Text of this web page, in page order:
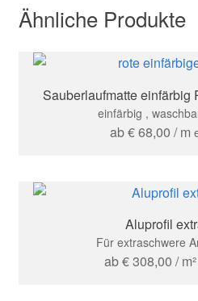
Ähnliche Produkte
Sauberlaufmatte einfärbig
einfärbig ,
ab€68,00 / m
Aluprofil
Für extraschwere
ab€308,00 / m²